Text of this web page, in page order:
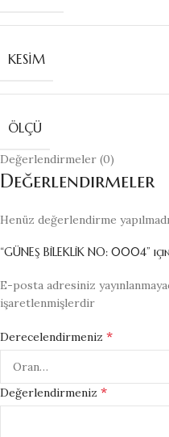
KESIM
ÖLÇÜ
Değerlendirmeler (0)
Değerlendirmeler
Henüz değerlendirme
“GÜNEŞ BİLEKLİK NO: 0004”
E-posta adresiniz
işaretlenmişlerdir
Derecelendirmeniz *
Değerlendirmeniz *